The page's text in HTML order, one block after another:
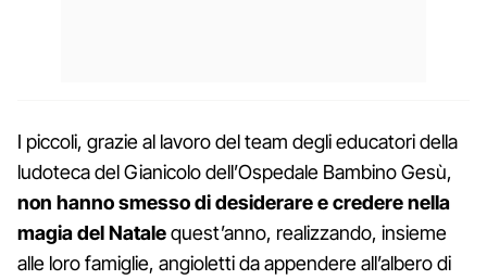
I piccoli, grazie al lavoro del team degli educatori della
ludoteca del Gianicolo dell’Ospedale Bambino Gesù,
non hanno smesso di desiderare e credere nella
magia del Natalequest’anno, realizzando, insieme
alle loro famiglie, angioletti da appendere all’albero di